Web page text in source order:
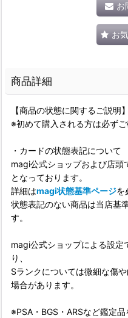
お
お
商品詳細
【商品の状態に関するご説明】
※初めて購入される方は必ずご
・カードの状態表記について
magi公式ショップおよび店頭
となっております。
詳細はmagi状態基準ページを
状態表記のない商品は当店基
す。
magi公式ショップによる設定
り、
Sランクについては微細な傷
場合があります。
※PSA・BGS・ARSなど鑑定品